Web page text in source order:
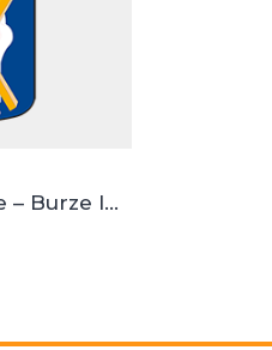
– Burze I